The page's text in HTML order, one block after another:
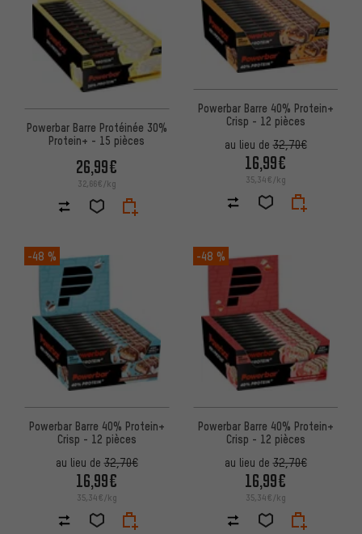
Powerbar Barre Protéinée 30%
Protein+ - 15 pièces
26,99€
32,66€/kg
Powerbar Barre 40% Protein+
Crisp - 12 pièces
au lieu de32,70€
16,99€
35,34€/kg
-48 %
Powerbar Barre 40% Protein+
Crisp - 12 pièces
au lieu de32,70€
16,99€
35,34€/kg
-48 %
Powerbar Barre 40% Protein+
Crisp - 12 pièces
au lieu de32,70€
16,99€
35,34€/kg